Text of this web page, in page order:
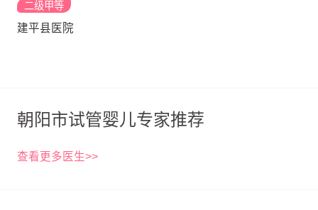
二级甲等
建平县医院
朝阳市试管婴儿专家推荐
查看更多医生>>